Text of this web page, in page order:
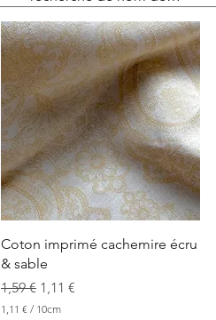
Aperçu rapide
Coton imprimé cachemire écru
& sable
Prix original
1,59 € Prix promotionnel
1,11 €
1,11 € / 10cm